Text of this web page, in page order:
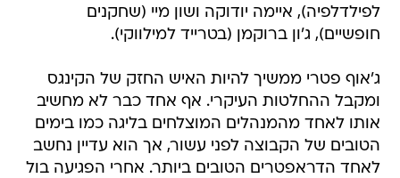
ג'אוף פטרי ממשיך להיות האיש החזק של הקינגס
אותו לאחד מהמנהלים המוצלחים בליגה כמו בימים
הטובים של הקבוצה לפני עשור, אך הוא עדיין נחשב
לאחד הדראפטרים הטובים ביותר. אחרי הפגיעה בול
עם טייריק, הוא ינסה להשלים צמד כוכבים עם
דמרקוס קאזינס שהוא לקח בבחירה החמישית.